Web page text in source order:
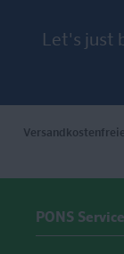
Let's just
PONS Service